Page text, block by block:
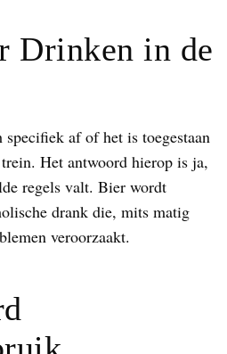
Drinken in de
specifiek af of het is toegestaan
Het antwoord hierop is ja,
regels valt. Bier wordt
drank die, mits matig
veroorzaakt.